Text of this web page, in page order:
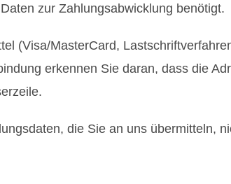
zur Zahlungsabwicklung benötigt.
(Visa/MasterCard,
erkennen Sie daran, dass die
die Sie an uns übermitteln,